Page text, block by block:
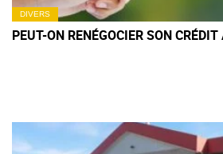
DIVERS
PEUT-ON RENÉGOCIER SON